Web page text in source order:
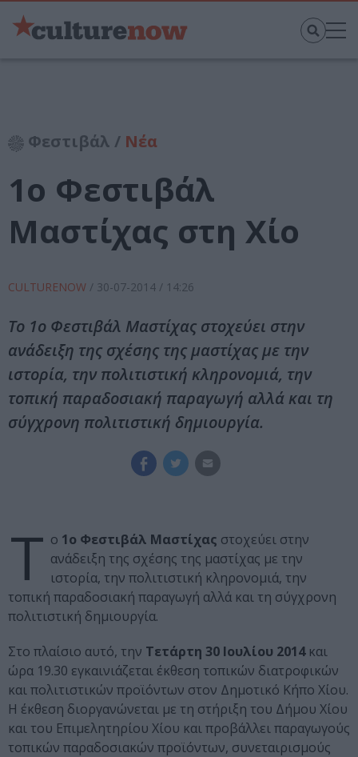
Φεστιβάλ / Νέα
1ο Φεστιβάλ
Μαστίχας στη Χίο
CULTURENOW / 30-07-2014 / 14:26
Το 1ο Φεστιβάλ Μαστίχας στοχεύει στην
ανάδειξη της σχέσης της μαστίχας με την
ιστορία, την πολιτιστική κληρονομιά, την
τοπική παραδοσιακή παραγωγή αλλά και τη
σύγχρονη πολιτιστική δημιουργία.
Τ ο 1ο Φεστιβάλ Μαστίχας στοχεύει στην
ανάδειξη της σχέσης της μαστίχας με την
ιστορία, την πολιτιστική κληρονομιά, την
τοπική παραδοσιακή παραγωγή αλλά και τη σύγχρονη
πολιτιστική δημιουργία.
Στο πλαίσιο αυτό, την Τετάρτη 30 Ιουλίου 2014και
ώρα 19.30 εγκαινιάζεται έκθεση τοπικών διατροφικών
και πολιτιστικών προϊόντων στον Δημοτικό Κήπο Χίου.
Η έκθεση διοργανώνεται με τη στήριξη του Δήμου Χίου
και του Επιμελητηρίου Χίου και προβάλλει παραγωγούς
τοπικών παραδοσιακών προϊόντων, συνεταιρισμούς